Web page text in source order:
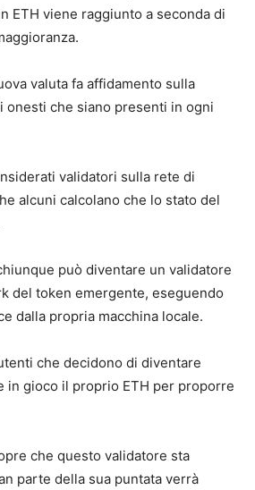
ETH viene raggiunto a seconda di
valuta fa affidamento sulla
onesti che siano presenti in ogni
validatori sulla rete di
alcuni calcolano che lo stato del
può diventare un validatore
del token emergente, eseguendo
dalla propria macchina locale.
che decidono di diventare
in gioco il proprio ETH per proporre
che questo validatore sta
parte della sua puntata verrà